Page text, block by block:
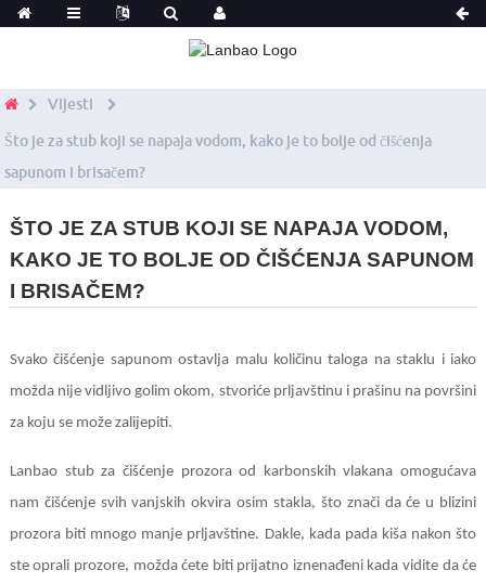
Vijesti
Što je za stub koji se napaja vodom, kako je to bolje od čišćenja
sapunom i brisačem?
ŠTO JE ZA STUB KOJI SE NAPAJA VODOM,
KAKO JE TO BOLJE OD ČIŠĆENJA SAPUNOM
I BRISAČEM?
Svako čišćenje sapunom ostavlja malu količinu taloga na staklu i iako
možda nije vidljivo golim okom, stvoriće prljavštinu i prašinu na površini
za koju se može zalijepiti.
Lanbao stub za čišćenje prozora od karbonskih vlakana omogućava
nam čišćenje svih vanjskih okvira osim stakla, što znači da će u blizini
prozora biti mnogo manje prljavštine. Dakle, kada pada kiša nakon što
ste oprali prozore, možda ćete biti prijatno iznenađeni kada vidite da će